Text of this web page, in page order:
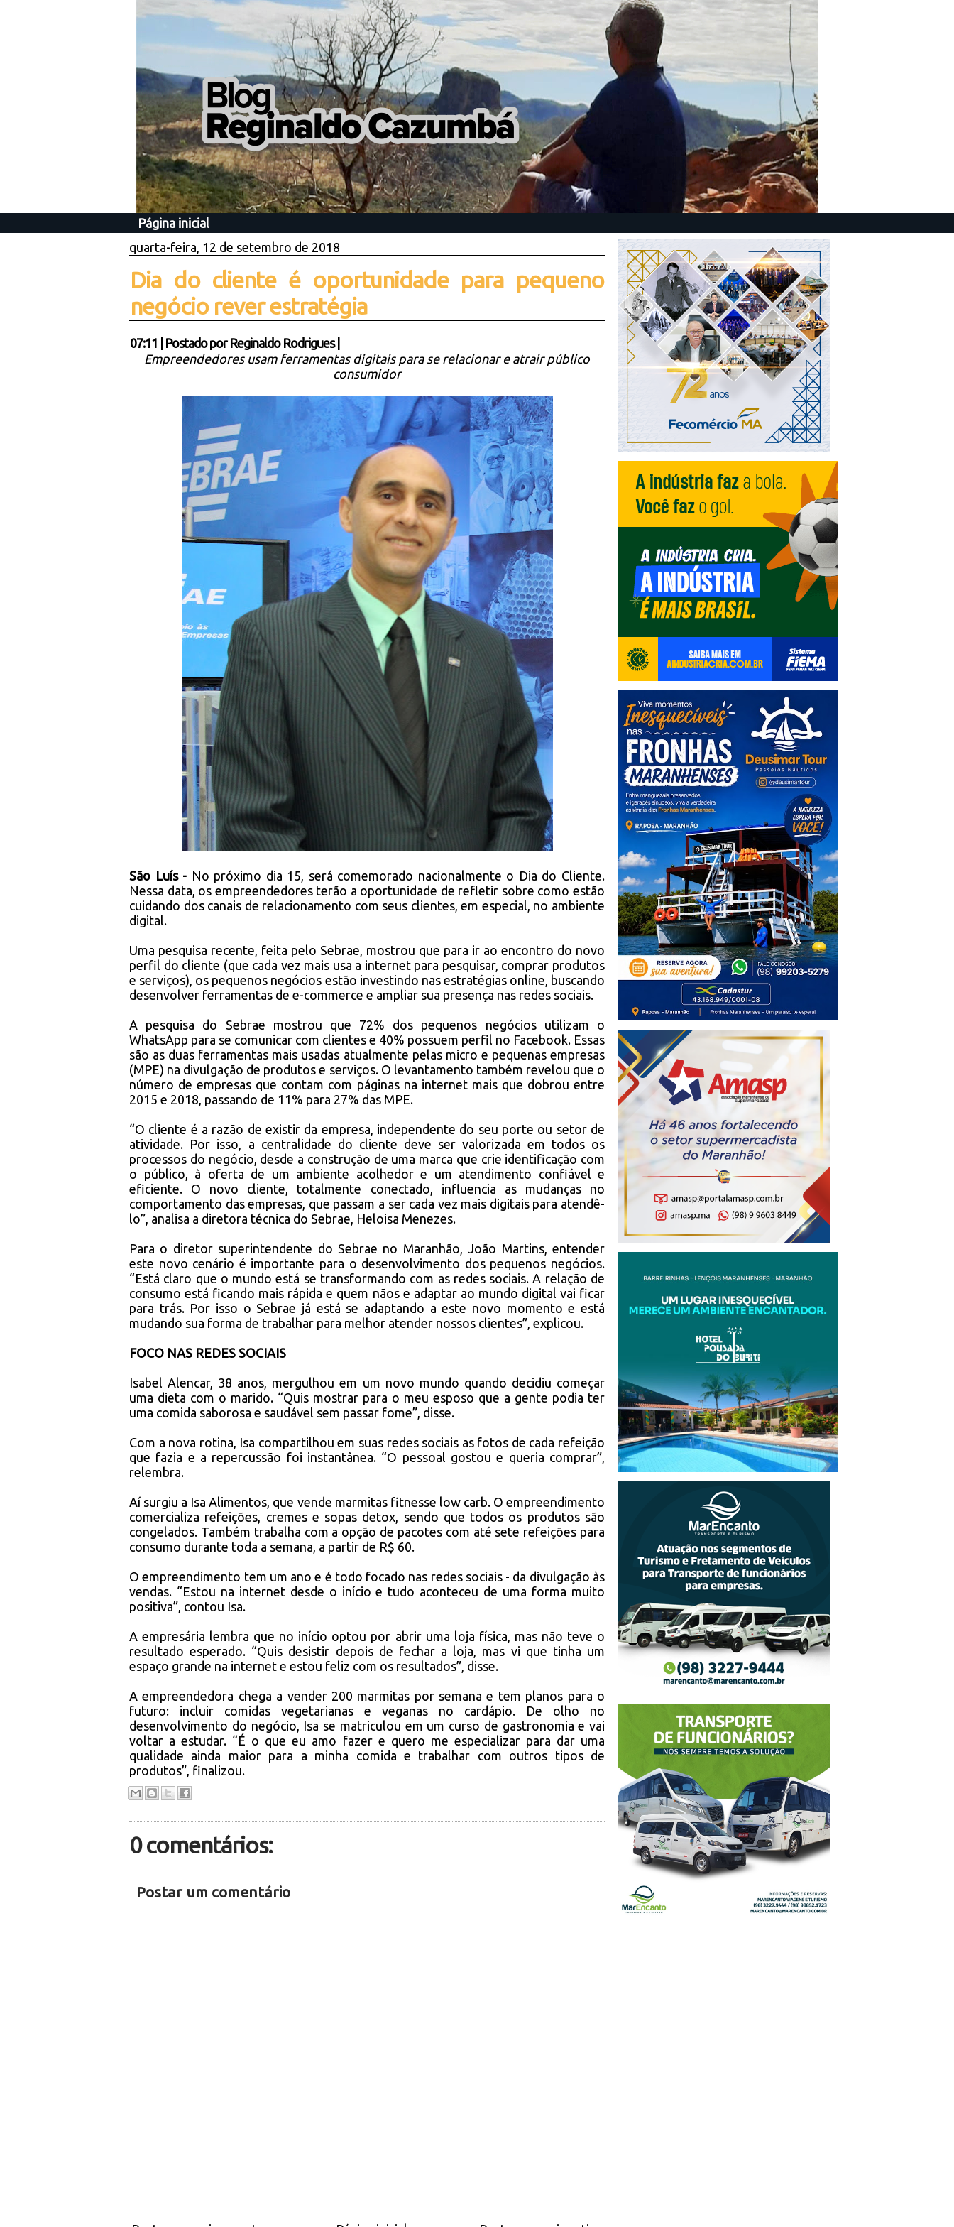
Página inicial
quarta-feira, 12 de setembro de 2018
Dia do cliente é oportunidade para pequeno
negócio rever estratégia
07:11 Postado por Reginaldo Rodrigues
Empreendedores usam ferramentas digitais para se relacionar e atrair público
consumidor
São Luís - No próximo dia 15, será comemorado nacionalmente o Dia do Cliente.
Nessa data, os empreendedores terão a oportunidade de refletir sobre como estão
cuidando dos canais de relacionamento com seus clientes, em especial, no ambiente
digital.
Uma pesquisa recente, feita pelo Sebrae, mostrou que para ir ao encontro do novo
perfil do cliente (que cada vez mais usa a internet para pesquisar, comprar produtos
e serviços), os pequenos negócios estão investindo nas estratégias online, buscando
desenvolver ferramentas de e-commerce e ampliar sua presença nas redes sociais.
A pesquisa do Sebrae mostrou que 72% dos pequenos negócios utilizam o
WhatsApp para se comunicar com clientes e 40% possuem perfil no Facebook. Essas
são as duas ferramentas mais usadas atualmente pelas micro e pequenas empresas
(MPE) na divulgação de produtos e serviços. O levantamento também revelou que o
número de empresas que contam com páginas na internet mais que dobrou entre
2015 e 2018, passando de 11% para 27% das MPE.
“O cliente é a razão de existir da empresa, independente do seu porte ou setor de
atividade. Por isso, a centralidade do cliente deve ser valorizada em todos os
processos do negócio, desde a construção de uma marca que crie identificação com
o público, à oferta de um ambiente acolhedor e um atendimento confiável e
eficiente. O novo cliente, totalmente conectado, influencia as mudanças no
comportamento das empresas, que passam a ser cada vez mais digitais para atendê-
lo”, analisa a diretora técnica do Sebrae, Heloisa Menezes.
Para o diretor superintendente do Sebrae no Maranhão, João Martins, entender
este novo cenário é importante para o desenvolvimento dos pequenos negócios.
“Está claro que o mundo está se transformando com as redes sociais. A relação de
consumo está ficando mais rápida e quem nãos e adaptar ao mundo digital vai ficar
para trás. Por isso o Sebrae já está se adaptando a este novo momento e está
mudando sua forma de trabalhar para melhor atender nossos clientes”, explicou.
FOCO NAS REDES SOCIAIS
Isabel Alencar, 38 anos, mergulhou em um novo mundo quando decidiu começar
uma dieta com o marido. “Quis mostrar para o meu esposo que a gente podia ter
uma comida saborosa e saudável sem passar fome”, disse.
Com a nova rotina, Isa compartilhou em suas redes sociais as fotos de cada refeição
que fazia e a repercussão foi instantânea. “O pessoal gostou e queria comprar”,
relembra.
Aí surgiu a Isa Alimentos, que vende marmitas fitnesse low carb. O empreendimento
comercializa refeições, cremes e sopas detox, sendo que todos os produtos são
congelados. Também trabalha com a opção de pacotes com até sete refeições para
consumo durante toda a semana, a partir de R$ 60.
O empreendimento tem um ano e é todo focado nas redes sociais - da divulgação às
vendas. “Estou na internet desde o início e tudo aconteceu de uma forma muito
positiva”, contou Isa.
A empresária lembra que no início optou por abrir uma loja física, mas não teve o
resultado esperado. “Quis desistir depois de fechar a loja, mas vi que tinha um
espaço grande na internet e estou feliz com os resultados”, disse.
A empreendedora chega a vender 200 marmitas por semana e tem planos para o
futuro: incluir comidas vegetarianas e veganas no cardápio. De olho no
desenvolvimento do negócio, Isa se matriculou em um curso de gastronomia e vai
voltar a estudar. “É o que eu amo fazer e quero me especializar para dar uma
qualidade ainda maior para a minha comida e trabalhar com outros tipos de
produtos”, finalizou.
0 comentários:
Postar um comentário